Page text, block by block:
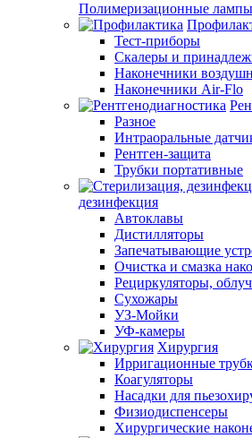
Полимеризационные лампы
Тест-приборы
Скалеры и
Наконечники
Наконечники Air-Flo
Разное
Интраоральные
Рентген-защита
Трубки портативные
дезинфекция
Автоклавы
Дистилляторы
Запечатывающие
Очистка и смазка
Рециркуляторы,
Сухожары
УЗ-Мойки
УФ-камеры
Хирургия
Ирригационные
Коагуляторы
Насадки для
Физиодиспенсеры
Хирургические